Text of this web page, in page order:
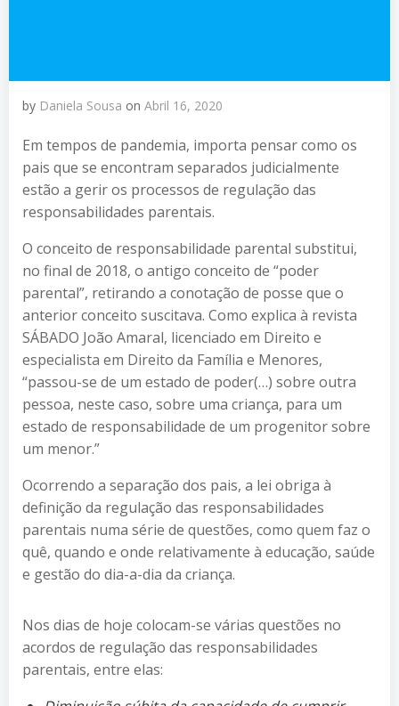
by Daniela Sousa on Abril 16, 2020
Em tempos de pandemia, importa pensar como os
pais que se encontram separados judicialmente
estão a gerir os processos de regulação das
responsabilidades parentais.
O conceito de responsabilidade parental substitui,
no final de 2018, o antigo conceito de “poder
parental”, retirando a conotação de posse que o
anterior conceito suscitava. Como explica à revista
SÁBADO João Amaral, licenciado em Direito e
especialista em Direito da Família e Menores,
“passou-se de um estado de poder(…) sobre outra
pessoa, neste caso, sobre uma criança, para um
estado de responsabilidade de um progenitor sobre
um menor.”
Ocorrendo a separação dos pais, a lei obriga à
definição da regulação das responsabilidades
parentais numa série de questões, como quem faz o
quê, quando e onde relativamente à educação, saúde
e gestão do dia-a-dia da criança.
Nos dias de hoje colocam-se várias questões no
acordos de regulação das responsabilidades
parentais, entre elas: